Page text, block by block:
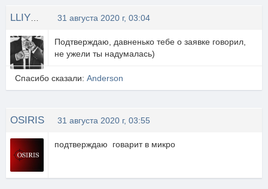
31 августа 2020 г, 03:04
Подтверждаю, давненько тебе о заявке говорил,
не ужели ты надумалась)
Спасибо сказали: Anderson
OSIRIS 31 августа 2020 г, 03:55
подтверждаю говарит в микро